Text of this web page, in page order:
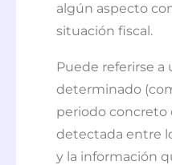
algún aspecto
situación fiscal.
Puede referirse
determinado
periodo concreto
detectada entre
y la información